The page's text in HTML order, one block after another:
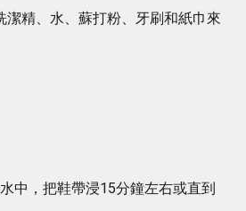
潔精、水、蘇打粉、牙刷和紙巾來
中，把鞋帶浸15分鐘左右或直到